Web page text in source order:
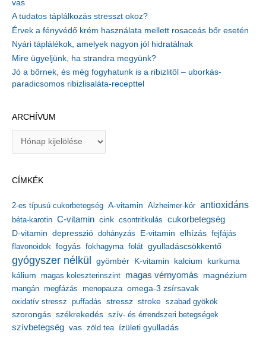
vas
A tudatos táplálkozás stresszt okoz?
Érvek a fényvédő krém használata mellett rosaceás bőr esetén
Nyári táplálékok, amelyek nagyon jól hidratálnak
Mire ügyeljünk, ha strandra megyünk?
Jó a bőrnek, és még fogyhatunk is a ribizlitől – uborkás-
paradicsomos ribizlisaláta-recepttel
ARCHÍVUM
í
u
m
CÍMKÉK
2-es típusú cukorbetegség A-vitamin Alzheimer-kór antioxidáns
béta-karotin C-vitamin cink csontritkulás cukorbetegség
D-vitamin depresszió dohányzás E-vitamin elhízás fejfájás
flavonoidok fogyás fokhagyma folát gyulladáscsökkentő
gyógyszer nélkül gyömbér K-vitamin kalcium kurkuma
kálium magas koleszterinszint magas vérnyomás magnézium
mangán megfázás menopauza omega-3 zsírsavak
oxidatív stressz puffadás stressz stroke szabad gyökök
szorongás székrekedés szív- és érrendszeri betegségek
szívbetegség vas zöld tea ízületi gyulladás